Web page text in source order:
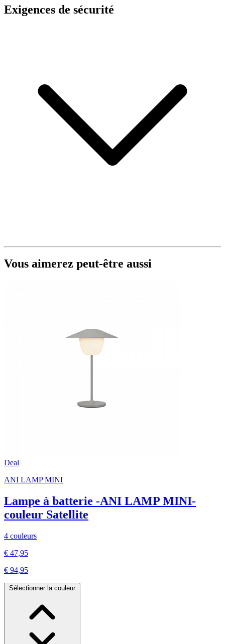
Exigences de sécurité
Vous aimerez peut-être aussi
Deal
ANI LAMP MINI
Lampe à batterie -ANI LAMP MINI-
couleur Satellite
4 couleurs
€ 47,95
€ 94,95
Sélectionner la couleur